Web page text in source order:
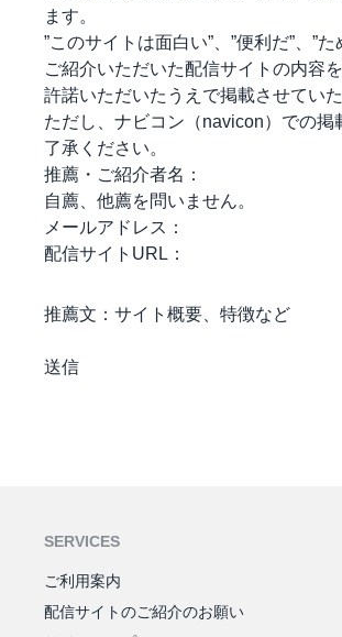
ます。
”このサイトは面白い”、”便利だ”、”
ご紹介いただいた配信サイトの内容
許諾いただいたうえで掲載させていた
ただし、 ナビコン（navicon） での掲
了承ください。
推薦・ご紹介者名：
自薦、他薦を問いません。
メールアドレス：
配信サイトURL：
推薦文： サイト概要、特徴など
SERVICES
ご利用案内
配信サイトのご紹介のお願い